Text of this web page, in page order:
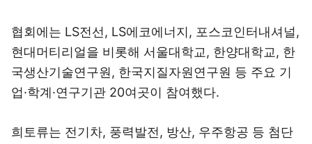
협회에는 LS전선, LS에코에너지, 포스코인터내셔널,
현대머티리얼을 비롯해 서울대학교, 한양대학교, 한
국생산기술연구원, 한국지질자원연구원 등 주요 기
업·학계·연구기관 20여곳이 참여했다.
희토류는 전기차, 풍력발전, 방산, 우주항공 등 첨단